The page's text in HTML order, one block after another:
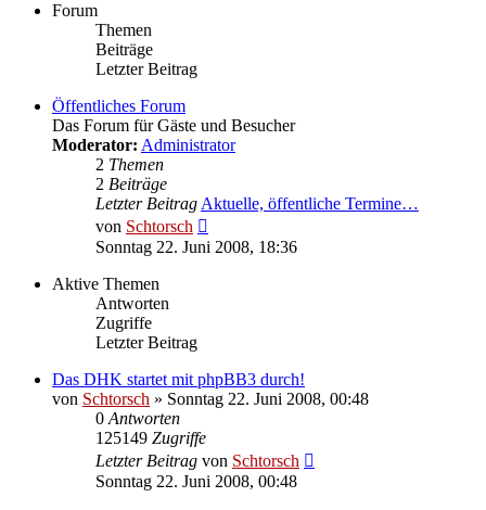
Forum
Themen
Beiträge
Letzter Beitrag
Öffentliches Forum
Das Forum für Gäste und Besucher
Moderator: Administrator
2 Themen
2 Beiträge
Letzter Beitrag Aktuelle, öffentliche Termine…
von Schtorsch
Beitrag
Sonntag 22. Juni 2008, 18:36
Aktive Themen
Antworten
Zugriffe
Letzter Beitrag
Das DHK startet mit phpBB3 durch!
von Schtorsch » Sonntag 22. Juni 2008, 00:48
0 Antworten
125149 Zugriffe
Letzter Beitrag von Schtorsch
Sonntag 22. Juni 2008, 00:48